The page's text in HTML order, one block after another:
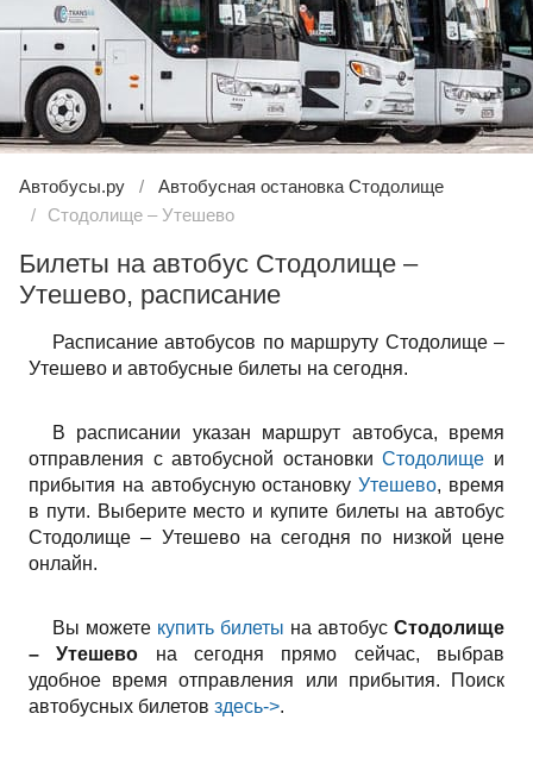
Автобусы.ру
Автобусная остановка Стодолище
Стодолище – Утешево
Билеты на автобус Стодолище –
Утешево, расписание
Расписание автобусов по маршруту Стодолище –
Утешево и автобусные билеты на сегодня.
В расписании указан маршрут автобуса, время
отправления с автобусной остановкиСтодолище и
прибытия на автобусную остановкуУтешево, время
в пути. Выберите место и купите билеты на автобус
Стодолище – Утешево на сегодня по низкой цене
онлайн.
Вы можете купить билеты на автобус Стодолище
– Утешево на сегодня прямо сейчас, выбрав
удобное время отправления или прибытия. Поиск
автобусных билетов здесь->.